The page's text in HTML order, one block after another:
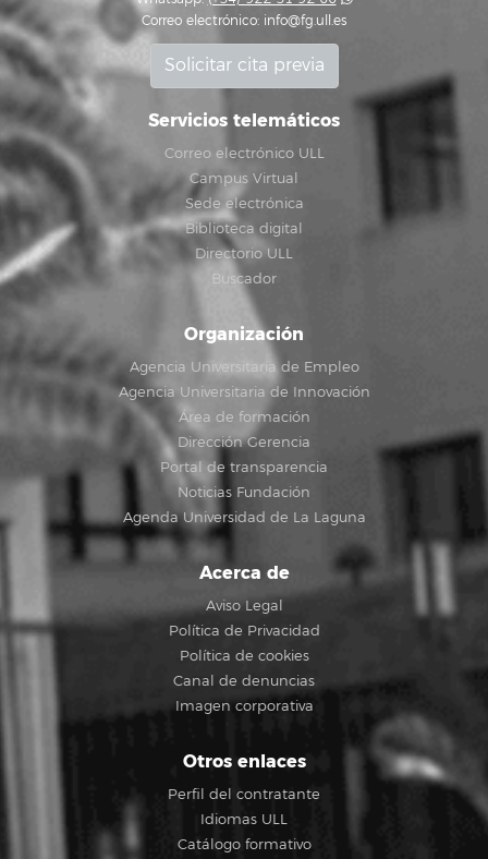
Correo electrónico: info@fg.ull.es
Solicitar cita previa
Servicios telemáticos
Correo electrónico ULL
Campus Virtual
Sede electrónica
Biblioteca digital
Directorio ULL
Buscador
Organización
Agencia Universitaria de Empleo
Agencia Universitaria de Innovación
Área de formación
Dirección Gerencia
Portal de transparencia
Noticias Fundación
Agenda Universidad de La Laguna
Acerca de
Aviso Legal
Política de Privacidad
Política de cookies
Canal de denuncias
Imagen corporativa
Otros enlaces
Perfil del contratante
Idiomas ULL
Catálogo formativo